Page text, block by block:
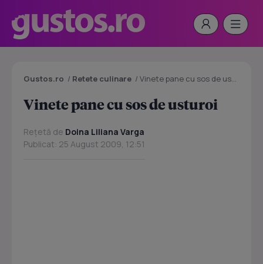
Gustos.ro / Retete culinare / Vinete pane cu sos de usturoi
Vinete pane cu sos de usturoi
Rețetă de Doina Liliana Varga
Publicat: 25 August 2009, 12:51